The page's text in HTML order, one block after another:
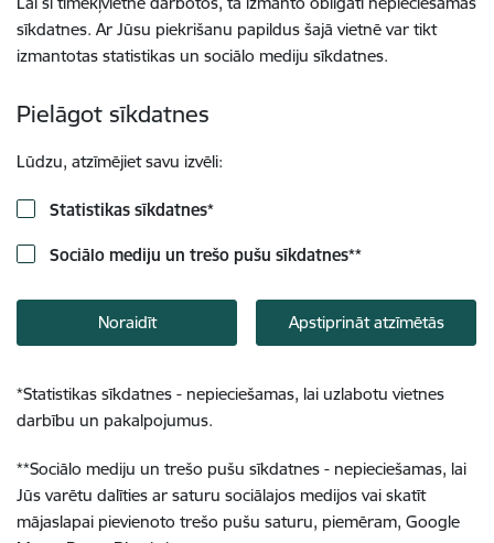
sīkdatnes. Ar Jūsu piekrišanu papildus šajā vietnē var tikt
izmantotas statistikas un sociālo mediju sīkdatnes.
Pielāgot sīkdatnes
Lūdzu, atzīmējiet savu izvēli:
Statistikas sīkdatnes*
Sociālo mediju un trešo pušu sīkdatnes**
Noraidīt Apstiprināt atzīmētās
*Statistikas sīkdatnes - nepieciešamas, lai uzlabotu vietnes
darbību un pakalpojumus.
**Sociālo mediju un trešo pušu sīkdatnes - nepieciešamas, lai
Jūs varētu dalīties ar saturu sociālajos medijos vai skatīt
mājaslapai pievienoto trešo pušu saturu, piemēram, Google